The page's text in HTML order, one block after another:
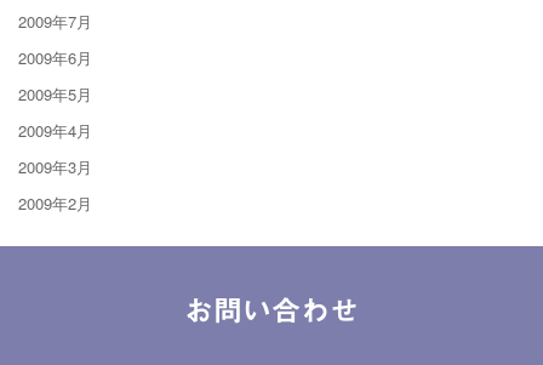
2009年7月
2009年6月
2009年5月
2009年4月
2009年3月
2009年2月
お問い合わせ